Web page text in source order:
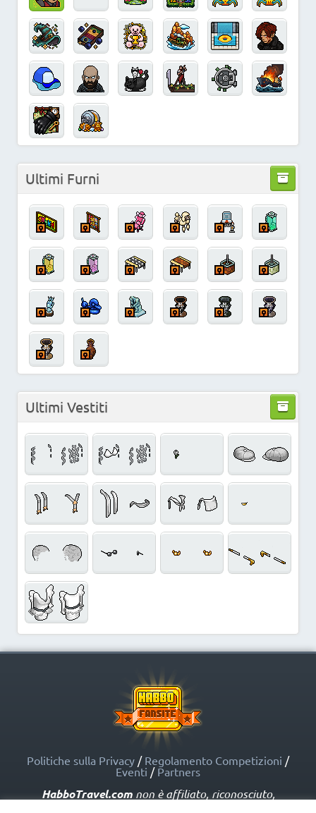
Ultimi Furni
Ultimi Vestiti
Politiche sulla Privacy / Regolamento Competizioni /
Eventi / Partners
HabboTravel.comnon è affiliato, riconosciuto,